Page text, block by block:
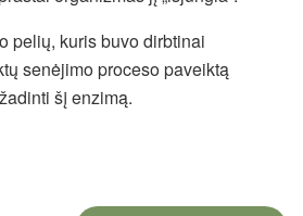
pelių, kuris buvo dirbtinai
senėjimo proceso paveiktą
šį enzimą.